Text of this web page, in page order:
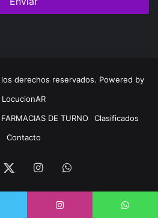
derechos reservados. Powered by
LocucionAR
FARMACIAS DE TURNO
Clasificados
Contacto
TwitterInstagramWhatsapp